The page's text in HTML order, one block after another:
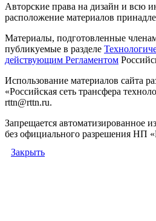
Авторские права на дизайн и всю
расположение материалов
Материалы, подготовленные
публикуемые в разделе
действующим Регламентом
Использование материалов сайта
«Российская сеть трансфера
rttn@rttn.ru.
Запрещается автоматизированное
без официального разрешения НП
Закрыть